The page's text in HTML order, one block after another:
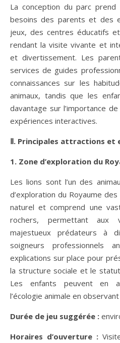
La conception du parc
besoins des parents et des
jeux, des centres éducatifs
rendant la visite vivante et
et divertissement. Les
services de guides
connaissances sur les
animaux, tandis que les
davantage sur l’importance
expériences interactives.
Ⅱ. Principales attractions et
1. Zone d’exploration du
Les lions sont l’un des
d’exploration du Royaume
naturel et comprend une
rochers, permettant aux
majestueux prédateurs à
soigneurs professionnels
explications sur place pour
la structure sociale et le
Les enfants peuvent en
l’écologie animale en
Durée de jeu suggérée :
Horaires d’ouverture :